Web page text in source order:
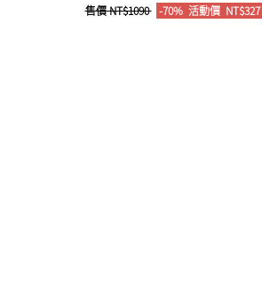
售價NT$1090 -70% 活動價NT$327